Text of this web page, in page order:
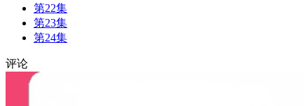
第22集
第23集
第24集
评论